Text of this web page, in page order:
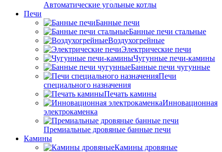
Автоматические угольные котлы
Печи
Банные печи
Банные печи стальные
Воздухогрейные
Электрические печи
Чугунные печи-камины
Банные печи чугунные
Печи
специального назначения
Печать камины
Инновационная
электрокаменка
Премиальные дровяные банные печи
Камины
Камины дровяные